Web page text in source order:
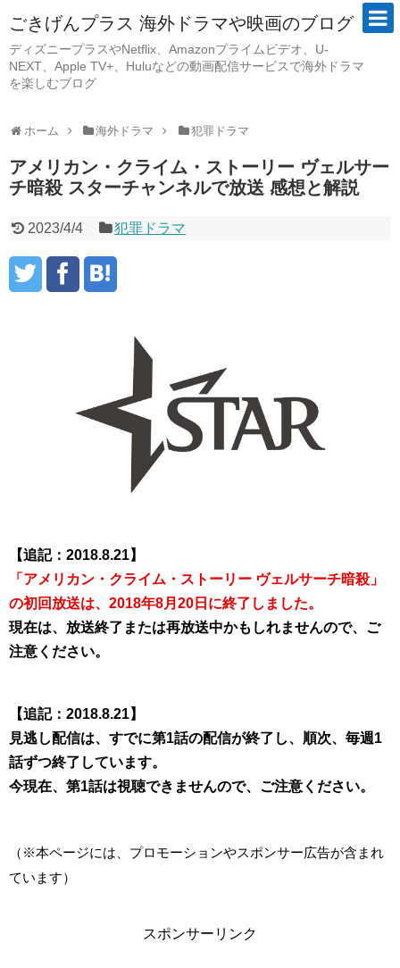
ごきげんプラス 海外ドラマや映画のブログ
ディズニープラスやNetflix、Amazonプライムビデオ、U-
NEXT、Apple TV+、Huluなどの動画配信サービスで海外ドラマ
を楽しむブログ
ホーム 海外ドラマ 犯罪ドラマ
アメリカン・クライム・ストーリー ヴェルサー
チ暗殺 スターチャンネルで放送 感想と解説
2023/4/4 犯罪ドラマ
【追記：2018.8.21】
「アメリカン・クライム・ストーリー ヴェルサーチ暗殺」
の初回放送は、2018年8月20日に終了しました。
現在は、放送終了または再放送中かもしれませんので、ご
注意ください。
【追記：2018.8.21】
見逃し配信は、すでに第1話の配信が終了し、順次、毎週1
話ずつ終了しています。
今現在、第1話は視聴できませんので、ご注意ください。
（※本ページには、プロモーションやスポンサー広告が含まれ
ています）
スポンサーリンク